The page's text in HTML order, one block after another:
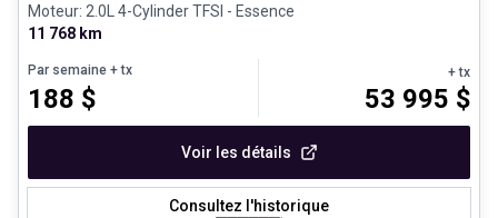
Moteur: 2.0L 4-Cylinder TFSI - Essence
11 768 km
Par semaine + tx
188 $
+ tx
53 995 $
Voir les détails
Consultez l'historique